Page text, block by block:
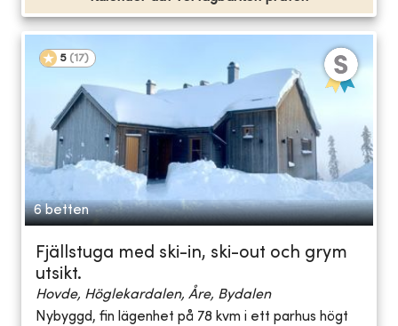
5 (17)
6 betten
Fjällstuga med ski-in, ski-out och grym
utsikt.
Hovde, Höglekardalen, Åre, Bydalen
Nybyggd, fin lägenhet på 78 kvm i ett parhus högt